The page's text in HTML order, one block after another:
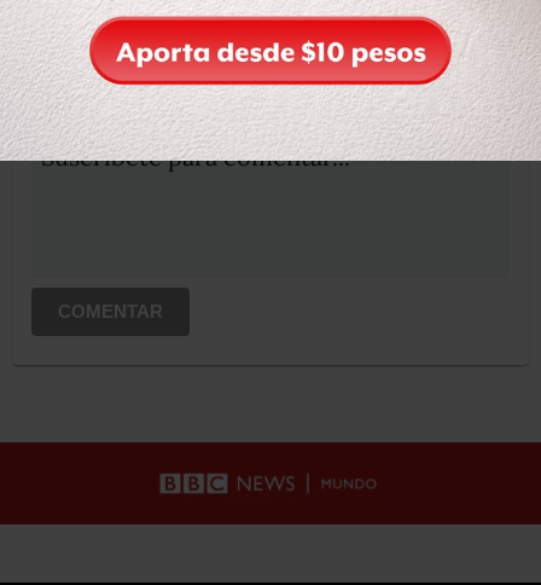
OCULTAR COMENTARIOS
Iniciar sesión Registrate
Suscribete para comentar...
COMENTAR